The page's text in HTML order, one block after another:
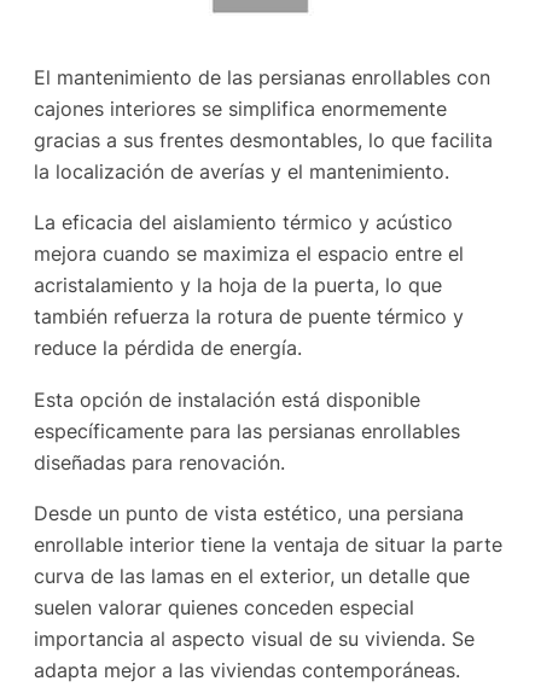
El mantenimiento de las persianas enrollables con
cajones interiores se simplifica enormemente
gracias a sus frentes desmontables, lo que facilita
la localización de averías y el mantenimiento.
La eficacia del aislamiento térmico y acústico
mejora cuando se maximiza el espacio entre el
acristalamiento y la hoja de la puerta, lo que
también refuerza la rotura de puente térmico y
reduce la pérdida de energía.
Esta opción de instalación está disponible
específicamente para las persianas enrollables
diseñadas para renovación.
Desde un punto de vista estético, una persiana
enrollable interior tiene la ventaja de situar la parte
curva de las lamas en el exterior, un detalle que
suelen valorar quienes conceden especial
importancia al aspecto visual de su vivienda. Se
adapta mejor a las viviendas contemporáneas.